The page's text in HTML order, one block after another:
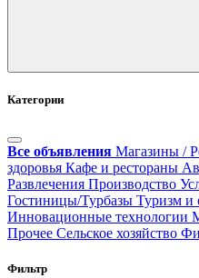
Категории
Все объявления Магазины /
здоровья Кафе и рестораны
Развлечения Производство
Гостиницы/Турбазы Туризм и
Инновационные технологии
Прочее Сельское хозяйство
Фильтр